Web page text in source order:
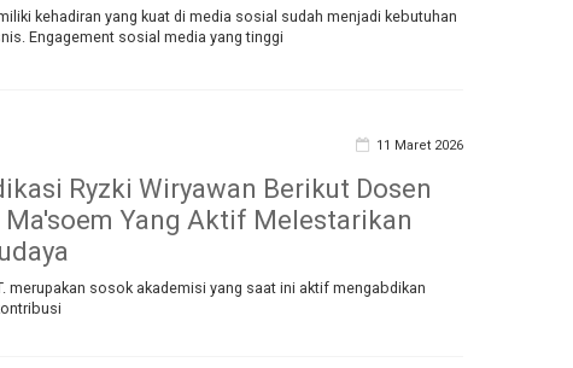
kehadiran yang kuat di media sosial sudah menjadi kebutuhan
Engagement sosial media yang tinggi
11 Maret 2026
Ryzki Wiryawan Berikut Dosen
Ma'soem Yang Aktif Melestarikan
merupakan sosok akademisi yang saat ini aktif mengabdikan